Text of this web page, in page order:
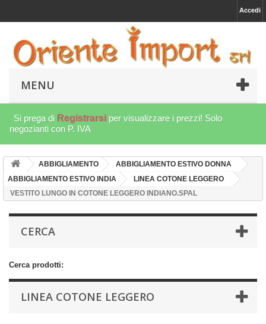
Accedi
MENU
Si prega di Registrarsi per visualizzare i prezzi! Solo
negozianti con P. IVA
ABBIGLIAMENTO
ABBIGLIAMENTO ESTIVO DONNA
ABBIGLIAMENTO ESTIVO INDIA
LINEA COTONE LEGGERO
VESTITO LUNGO IN COTONE LEGGERO INDIANO.SPAL
CERCA
Cerca prodotti:
LINEA COTONE LEGGERO